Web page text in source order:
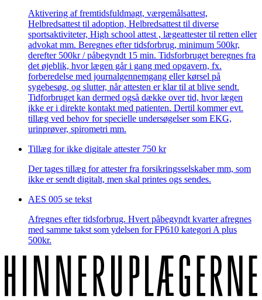
Aktivering af fremtidsfuldmagt, værgemålsattest,
Helbredsattest til adoption, Helbredsattest til diverse
sportsaktiviteter, High school attest , lægeattester til retten eller
advokat mm. Beregnes efter tidsforbrug, minimum 500kr,
derefter 500kr / påbegyndt 15 min. Tidsforbruget beregnes fra
det øjeblik, hvor lægen går i gang med opgavern, fx.
forberedelse med journalgennemgang eller kørsel på
sygebesøg, og slutter, når attesten er klar til at blive sendt.
Tidforbruget kan dermed også dække over tid, hvor lægen
ikke er i direkte kontakt med patienten. Dertil kommer evt.
tillæg ved behov for specielle undersøgelser som EKG,
urinprøver, spirometri mm.
Tillæg for ikke digitale attester 750 kr
Der tages tillæg for attester fra forsikringsselskaber mm, som
ikke er sendt digitalt, men skal printes ogs sendes.
AES 005 se tekst
Afregnes efter tidsforbrug. Hvert påbegyndt kvarter afregnes
med samme takst som ydelsen for FP610 kategori A plus
500kr.